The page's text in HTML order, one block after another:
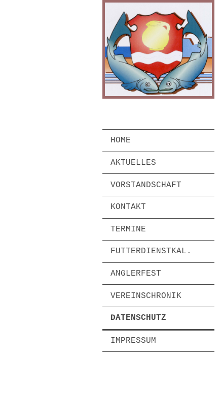
HOME
AKTUELLES
VORSTANDSCHAFT
KONTAKT
TERMINE
FUTTERDIENSTKAL.
ANGLERFEST
VEREINSCHRONIK
DATENSCHUTZ
IMPRESSUM